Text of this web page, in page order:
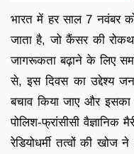
भारत में हर साल 7 नवंबर
जाता है, जो कैंसर की
जागरूकता बढ़ाने के लिए
से, इस दिवस का उद्देश्य
बचाव किया जाए और
पोलिश-फ्रांसीसी वैज्ञानिक
रेडियोधर्मी तत्वों की